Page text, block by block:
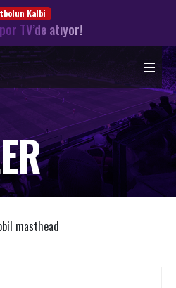
Kalbi
TV’de atıyor!